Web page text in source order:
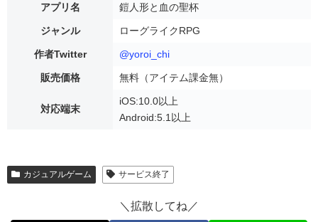
アプリ名 鎧人形と血の聖杯
ジャンル ローグライクRPG
作者Twitter @yoroi_chi
販売価格 無料（アイテム課金無）
対応端末
iOS:10.0以上
Android:5.1以上
カジュアルゲーム サービス終了
＼拡散してね／